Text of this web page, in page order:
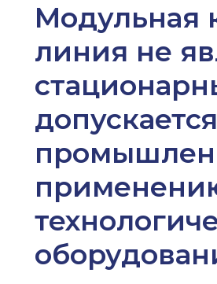
Модульная
линия не